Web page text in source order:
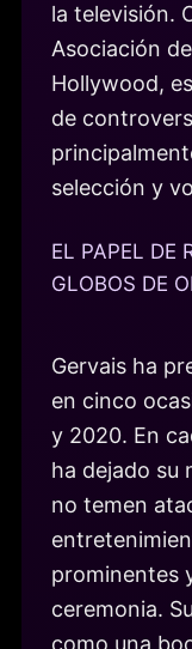
la televisión.
Asociación
Hollywood,
de
selección y
EL PAPEL DE
GLOBOS DE
Gervais ha
en cinco
y 2020. En
ha dejado su
no temen
prominentes
ceremonia.
como una